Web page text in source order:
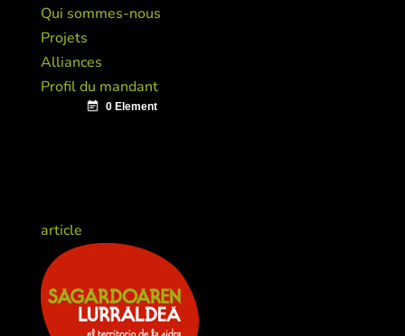
Qui sommes-nous
Projets
Alliances
Profil du mandant
article